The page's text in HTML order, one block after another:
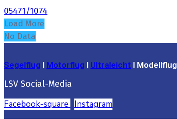
05471/1074
Load More
No Data
Segelflug I Motorflug I Ultraleicht I Modellflug
LSV Social-Media
Facebook-square Instagram